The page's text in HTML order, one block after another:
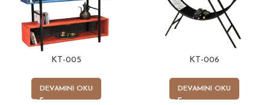
KT-005
DEVAMINI OKU
KT-006
DEVAMINI OKU